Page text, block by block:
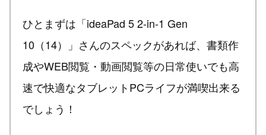
ひとまずは「ideaPad 5 2-in-1 Gen
10（14）」さんのスペックがあれば、書類作
成やWEB閲覧・動画閲覧等の日常使いでも高
速で快適なタブレットPCライフが満喫出来る
でしょう！